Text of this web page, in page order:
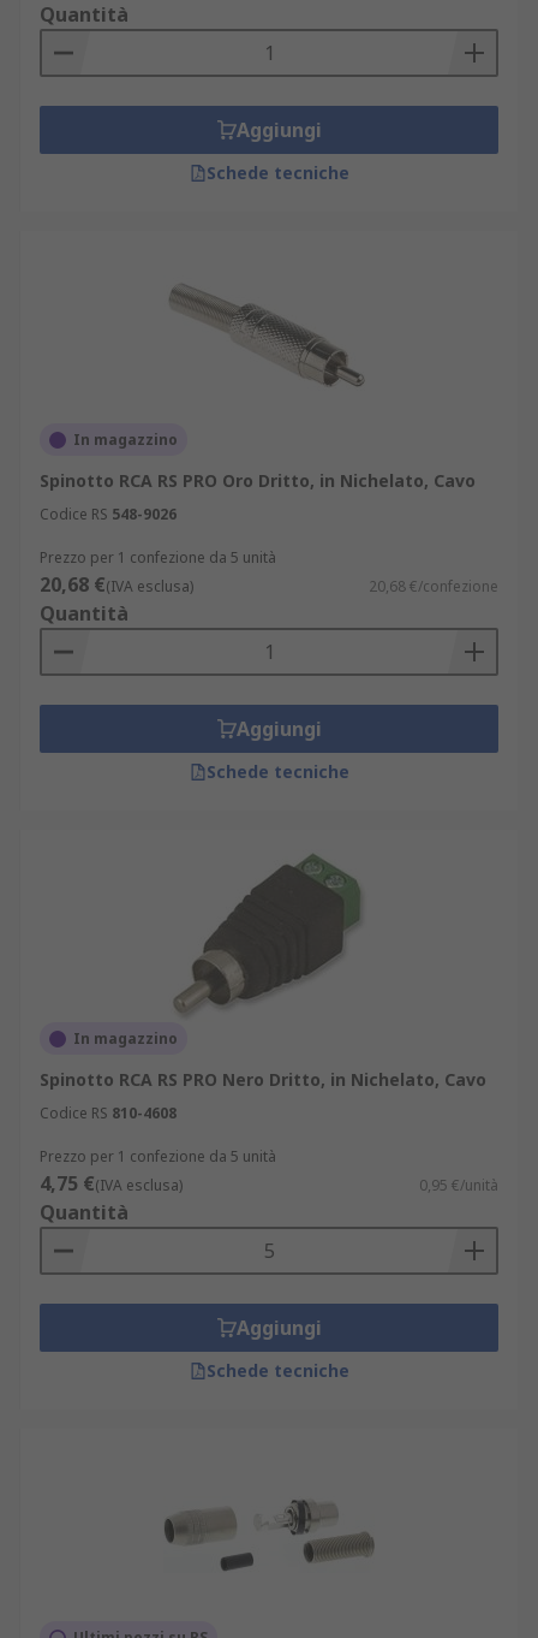
Quantità
Aggiungi
Schede tecniche
In magazzino
Spinotto RCA RS PRO Oro Dritto, in Nichelato, Cavo
Codice RS 548-9026
Prezzo per 1 confezione da 5 unità
20,68 €(IVA esclusa) 20,68 €/confezione
Quantità
Aggiungi
Schede tecniche
In magazzino
Spinotto RCA RS PRO Nero Dritto, in Nichelato, Cavo
Codice RS 810-4608
Prezzo per 1 confezione da 5 unità
4,75 €(IVA esclusa) 0,95 €/unità
Quantità
Aggiungi
Schede tecniche